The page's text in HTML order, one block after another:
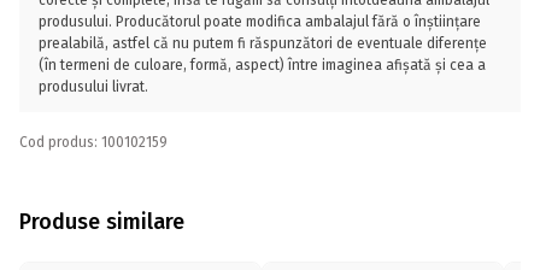
produsului. Producătorul poate modifica ambalajul fără o înștiințare
prealabilă, astfel că nu putem fi răspunzători de eventuale diferențe
(în termeni de culoare, formă, aspect) între imaginea afișată și cea a
produsului livrat.
Cod produs: 100102159
Produse similare